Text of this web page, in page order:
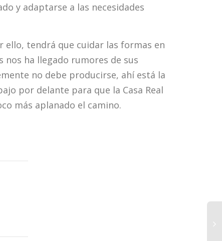
y adaptarse a las necesidades
ello, tendrá que cuidar las formas en
nos ha llegado rumores de sus
no debe producirse, ahí está la
por delante para que la Casa Real
más aplanado el camino.